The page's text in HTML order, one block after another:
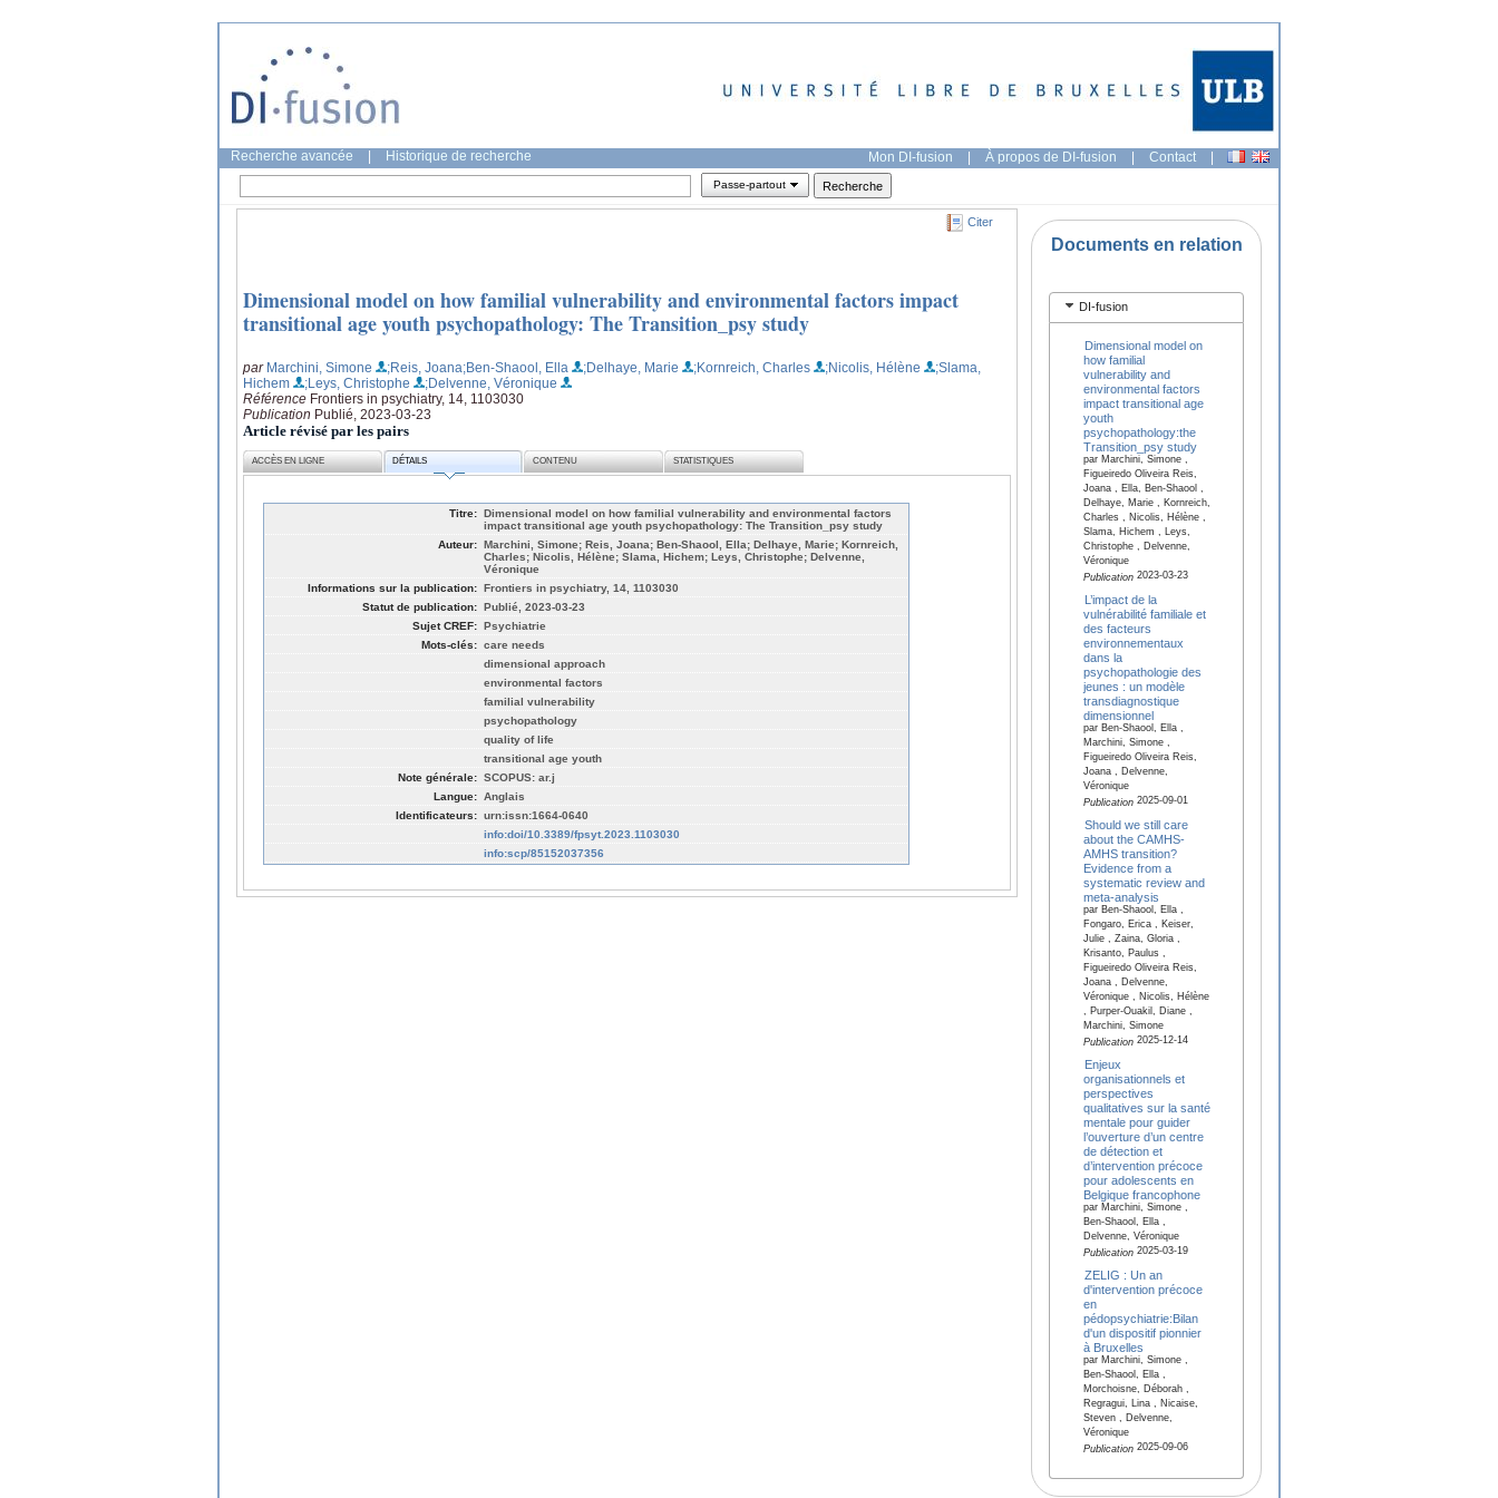
Recherche avancée Historique de recherche Mon DI-fusion | À propos de DI-fusion | Contact |
Passe-partout
Citer
Dimensional model on how familial vulnerability and environmental factors impact
transitional age youth psychopathology: The Transition_psy study
par Marchini, Simone ;Reis, Joana;Ben-Shaool, Ella ;Delhaye, Marie ;Kornreich, Charles ;Nicolis, Hélène
;Slama,
Hichem
;Leys, Christophe
;Delvenne, Véronique
Référence Frontiers in psychiatry, 14, 1103030
Publication Publié, 2023-03-23
Article révisé par les pairs
ACCÈS EN LIGNE DÉTAILS CONTENU STATISTIQUES
Titre: Dimensional model on how familial vulnerability and environmental factors
impact transitional age youth psychopathology: The Transition_psy study
Auteur: Marchini, Simone; Reis, Joana; Ben-Shaool, Ella; Delhaye, Marie; Kornreich,
Charles; Nicolis, Hélène; Slama, Hichem; Leys, Christophe; Delvenne,
Véronique
Informations sur la publication: Frontiers in psychiatry, 14, 1103030
Statut de publication: Publié, 2023-03-23
Sujet CREF: Psychiatrie
Mots-clés: care needs
dimensional approach
environmental factors
familial vulnerability
psychopathology
quality of life
transitional age youth
Note générale: SCOPUS: ar.j
Langue: Anglais
Identificateurs: urn:issn:1664-0640
info:doi/10.3389/fpsyt.2023.1103030
info:scp/85152037356
Documents en relation
DI-fusion
Dimensional model on
how familial
vulnerability and
environmental factors
impact transitional age
youth
psychopathology:the
Transition_psy study
par Marchini, Simone ,
Figueiredo Oliveira Reis,
Joana , Ella, Ben-Shaool ,
Delhaye, Marie , Kornreich,
Charles , Nicolis, Hélène ,
Slama, Hichem , Leys,
Christophe , Delvenne,
Véronique
Publication2023-03-23
L’impact de la
vulnérabilité familiale et
des facteurs
environnementaux
dans la
psychopathologie des
jeunes : un modèle
transdiagnostique
dimensionnel
par Ben-Shaool, Ella ,
Marchini, Simone ,
Figueiredo Oliveira Reis,
Joana , Delvenne,
Véronique
Publication2025-09-01
Should we still care
about the CAMHS-
AMHS transition?
Evidence from a
systematic review and
meta-analysis
par Ben-Shaool, Ella ,
Fongaro, Erica , Keiser,
Julie , Zaina, Gloria ,
Krisanto, Paulus ,
Figueiredo Oliveira Reis,
Joana , Delvenne,
Véronique , Nicolis, Hélène
, Purper-Ouakil, Diane ,
Marchini, Simone
Publication2025-12-14
Enjeux
organisationnels et
perspectives
qualitatives sur la santé
mentale pour guider
l’ouverture d’un centre
de détection et
d’intervention précoce
pour adolescents en
Belgique francophone
par Marchini, Simone ,
Ben-Shaool, Ella ,
Delvenne, Véronique
Publication2025-03-19
ZELIG : Un an
d'intervention précoce
en
pédopsychiatrie:Bilan
d'un dispositif pionnier
à Bruxelles
par Marchini, Simone ,
Ben-Shaool, Ella ,
Morchoisne, Déborah ,
Regragui, Lina , Nicaise,
Steven , Delvenne,
Véronique
Publication2025-09-06